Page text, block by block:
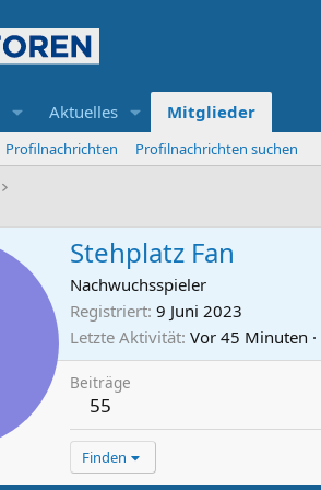
Aktuelles Mitglieder
Profilnachrichten
Profilnachrichten suchen
Stehplatz Fan
Nachwuchsspieler
Registriert 9 Juni 2023
Letzte Aktivität Vor 45 Minuten ·
Beiträge
55
Finden